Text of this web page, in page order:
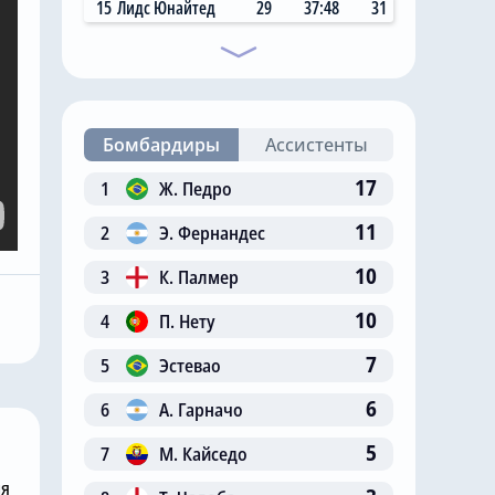
нападающий
себе новый
Сегодня, 05:26
«Челси» успешно
трансфер в летнее
15 Лидс Юнайтед 29 37:48 31
Бомбардиры
Ассистенты
1
Ж. Педро 17
2 Э. Фернандес 11
3 К. Палмер 10
4 П. Нету 10
5 Эстевао 7
6 А. Гарначо 6
7 М. Кайседо 5